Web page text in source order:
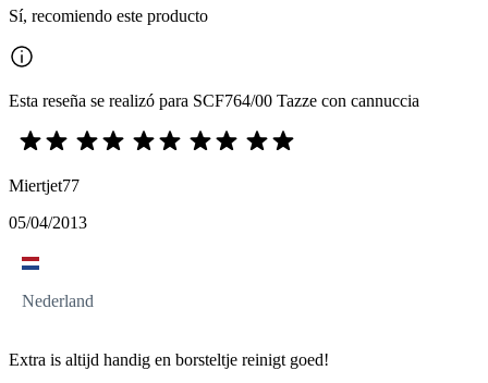
Sí, recomiendo este producto
Esta reseña se realizó para SCF764/00 Tazze con cannuccia
Miertjet77
05/04/2013
Nederland
Extra is altijd handig en borsteltje reinigt goed!